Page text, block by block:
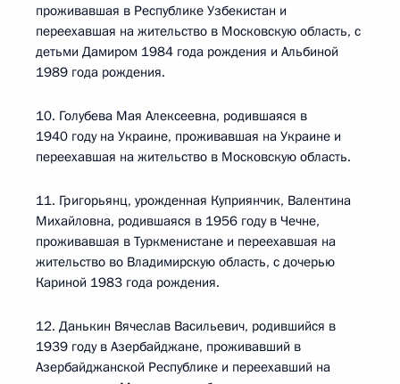
проживавшая в Республике Узбекистан и
переехавшая на жительство в Московскую область, с
детьми Дамиром 1984 года рождения и Альбиной
1989 года рождения.
10. Голубева Мая Алексеевна, родившаяся в
1940 году на Украине, проживавшая на Украине и
переехавшая на жительство в Московскую область.
11. Григорьянц, урожденная Куприянчик, Валентина
Михайловна, родившаяся в 1956 году в Чечне,
проживавшая в Туркменистане и переехавшая на
жительство во Владимирскую область, с дочерью
Кариной 1983 года рождения.
12. Данькин Вячеслав Васильевич, родившийся в
1939 году в Азербайджане, проживавший в
Азербайджанской Республике и переехавший на